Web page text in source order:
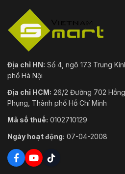
Liên kết
Tải xuống hình
báo động chuyển
email, báo cáo
Hệ thống
Năng
DC 12 V ± 25%,
W)
Tiêu thụ
lượng
sáng)
4.4 W
Địa chỉ HN: Số 4, ngõ 173 Trung
phố Hà Nội
Địa chỉ HCM: 26/2 Đường 702
Phụng, Thành phố Hồ Chí Minh
Mã số thuế: 0102710129
Ngày hoạt động: 07-04-2008